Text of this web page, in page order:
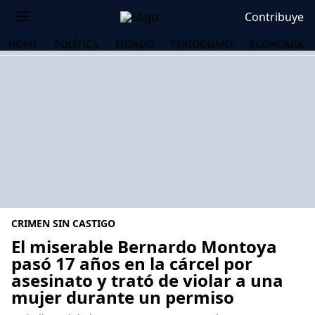
Contribuye
HOME POLÍTICA MUNDO PERIODISMO ECONOMÍA
CRIMEN SIN CASTIGO
El miserable Bernardo Montoya
pasó 17 años en la cárcel por
asesinato y trató de violar a una
mujer durante un permiso